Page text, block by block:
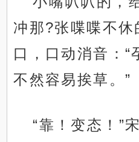
冲那?张喋喋不休
口，口动消音：“
不然容易挨草。”
“靠！变态！”